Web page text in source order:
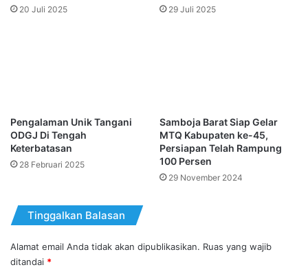
20 Juli 2025 29 Juli 2025
Pengalaman Unik Tangani
ODGJ Di Tengah
Keterbatasan
28 Februari 2025
Samboja Barat Siap Gelar
MTQ Kabupaten ke-45,
Persiapan Telah Rampung
100 Persen
29 November 2024
Tinggalkan Balasan
Alamat email Anda tidak akan dipublikasikan. Ruas yang wajib
ditandai *